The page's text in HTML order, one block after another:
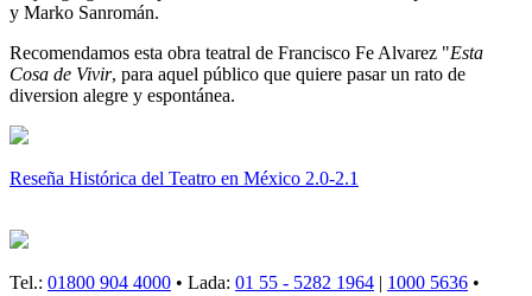
y Marko Sanromán.
Recomendamos esta obra teatral de Francisco Fe Alvarez "Esta
Cosa de Vivir, para aquel público que quiere pasar un rato de
diversion alegre y espontánea.
Reseña Histórica del Teatro en México 2.0-2.1
Tel.: 01800 904 4000 • Lada: 01 55 - 5282 1964 | 1000 5636 •